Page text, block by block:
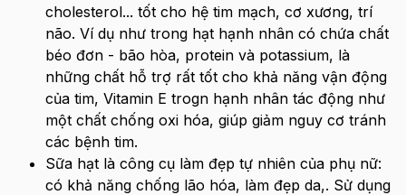
cholesterol... tốt cho hệ tim mạch, cơ xương, trí
não. Ví dụ như trong hạt hạnh nhân có chứa chất
béo đơn - bão hòa, protein và potassium, là
những chất hỗ trợ rất tốt cho khả năng vận động
của tim, Vitamin E trogn hạnh nhân tác động như
một chất chống oxi hóa, giúp giảm nguy cơ tránh
các bệnh tim.
Sữa hạt là công cụ làm đẹp tự nhiên của phụ nữ:
có khả năng chống lão hóa, làm đẹp da,. Sử dụng